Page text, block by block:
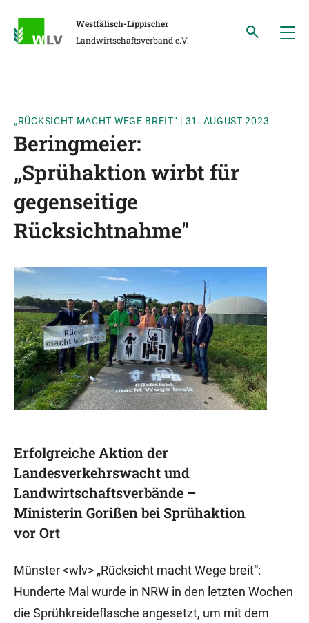
Westfälisch-Lippischer
Landwirtschaftsverband e.V.
„RÜCKSICHT MACHT WEGE BREIT“ | 31. AUGUST 2023
Beringmeier:
„Sprühaktion wirbt für
gegenseitige
Rücksichtnahme"
Erfolgreiche Aktion der
Landesverkehrswacht und
Landwirtschaftsverbände –
Ministerin Gorißen bei Sprühaktion
vor Ort
Münster <wlv> „Rücksicht macht Wege breit“:
Hunderte Mal wurde in NRW in den letzten Wochen
die Sprühkreideflasche angesetzt, um mit dem